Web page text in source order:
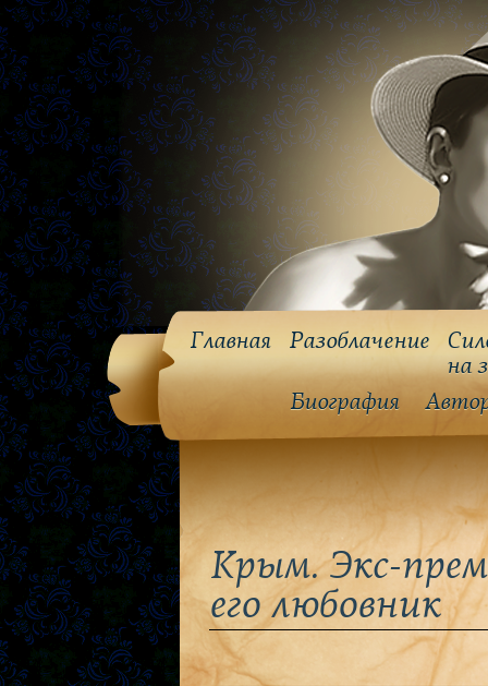
Главная Разоблачение
на
Биография
Крым. Экс-
его любовник